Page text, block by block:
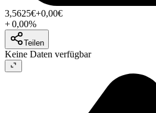
3,5625€+0,00€
+0,00%
Teilen
Keine Daten verfügbar